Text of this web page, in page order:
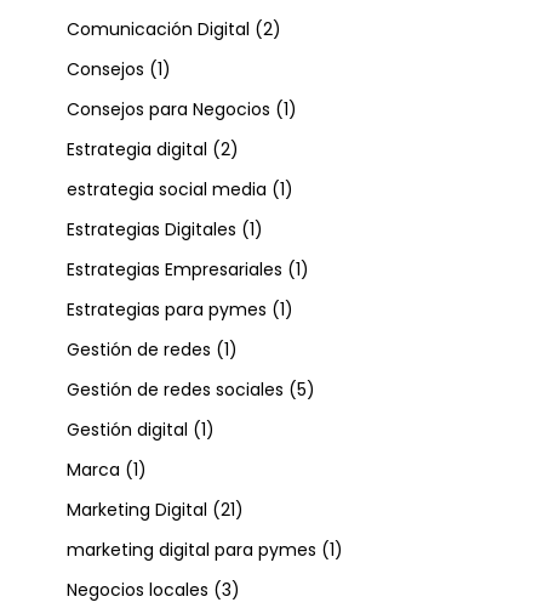
Comunicación Digital (2)
Consejos (1)
Consejos para Negocios (1)
Estrategia digital (2)
estrategia social media (1)
Estrategias Digitales (1)
Estrategias Empresariales (1)
Estrategias para pymes (1)
Gestión de redes (1)
Gestión de redes sociales (5)
Gestión digital (1)
Marca (1)
Marketing Digital (21)
marketing digital para pymes (1)
Negocios locales (3)